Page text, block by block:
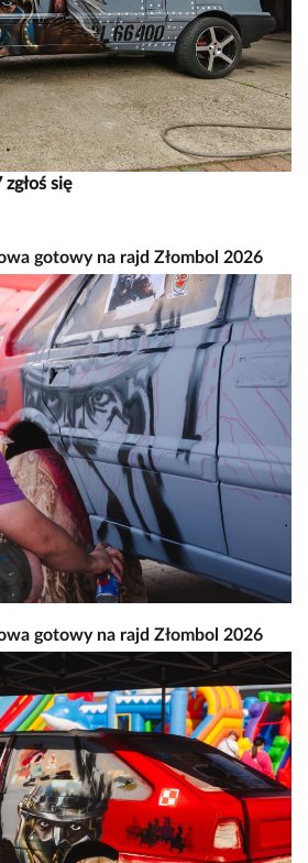
się
gotowy na rajd Złombol 2026
gotowy na rajd Złombol 2026